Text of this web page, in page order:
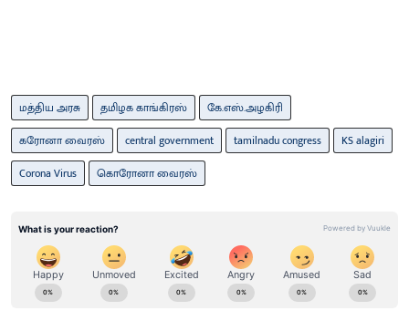
மத்திய அரசு தமிழக காங்கிரஸ்
கே.எஸ்.அழகிரி
கரோனா வைரஸ்
central government tamilnadu congress
KS alagiri
Corona Virus
கொரோனா வைரஸ்